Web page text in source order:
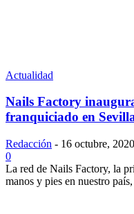
Actualidad
Nails Factory
franquiciado en
Redacción - 16 octubre, 2020
0
La red de Nails Factory, la
manos y pies en nuestro